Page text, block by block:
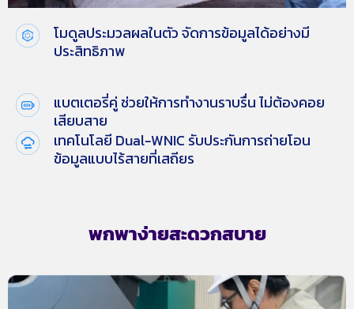
โมดูลประมวลผลในตัว จัดการข้อมูลได้อย่างมี
ประสิทธิภาพ
แบตเตอรี่คู่ ช่วยให้การทำงานราบรื่น ไม่ต้องคอย
เสียบสาย
เทคโนโลยี Dual-WNIC รับประกันการถ่ายโอน
ข้อมูลแบบไร้สายที่เสถียร
พกพาง่ายสะดวกสบาย